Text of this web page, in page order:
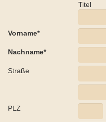
Titel
Vorname*
Nachname*
Straße
PLZ